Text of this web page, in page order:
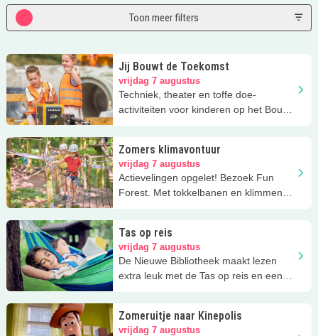
Toon meer filters
Jij Bouwt de Toekomst
vrijdag 7 augustus
Techniek, theater en toffe doe-
activiteiten voor kinderen op het Bouw
Zomers klimavontuur
vrijdag 7 augustus
Actievelingen opgelet! Bezoek Fun
Forest. Met tokkelbanen en klimmen
Tas op reis
vrijdag 7 augustus
De Nieuwe Bibliotheek maakt lezen
extra leuk met de Tas op reis en een
Zomeruitje naar Kinepolis
vrijdag 7 augustus